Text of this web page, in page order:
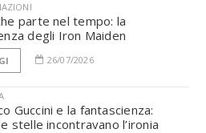
parte nel tempo: la
degli Iron Maiden
26/07/2026
Guccini e la fantascienza:
stelle incontravano l’ironia